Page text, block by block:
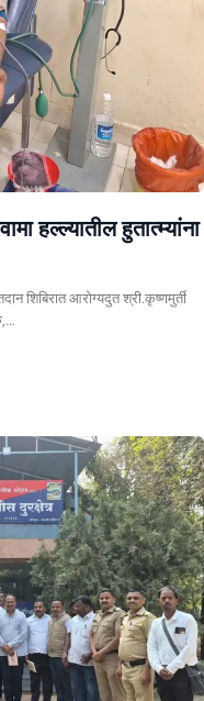
हल्ल्यातील हुतात्म्यांना
शिबिरात आरोग्यदुत श्री.कृष्णमुर्ती